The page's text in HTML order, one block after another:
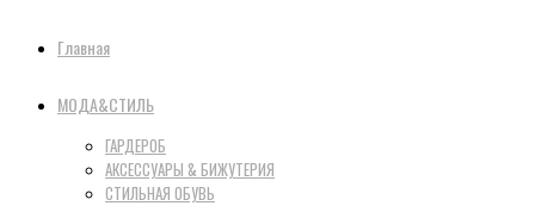
Главная
МОДА&СТИЛЬ
ГАРДЕРОБ
АКСЕССУАРЫ & БИЖУТЕРИЯ
СТИЛЬНАЯ ОБУВЬ